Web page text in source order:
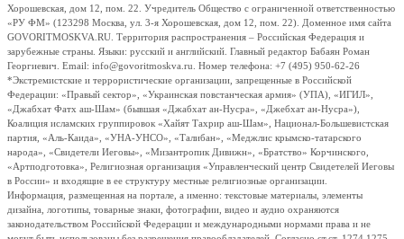
Хорошевская, дом 12, пом. 22. Учредитель Общество с ограниченной ответственностью
«РУ ФМ» (123298 Москва, ул. 3-я Хорошевская, дом 12, пом. 22). Доменное имя сайта
GOVORITMOSKVA.RU. Территория распространения – Российская Федерация и
зарубежные страны. Языки: русский и английский. Главный редактор Бабаян Роман
Георгиевич. Email: info@govoritmoskva.ru. Номер телефона: +7 (495) 950-62-26
*Экстремистские и террористические организации, запрещенные в Российской
Федерации: «Правый сектор», «Украинская повстанческая армия» (УПА), «ИГИЛ»,
«Джабхат Фатх аш-Шам» (бывшая «Джабхат ан-Нусра», «Джебхат ан-Нусра»),
Коалиция исламских группировок «Хайят Тахрир аш-Шам», Национал-Большевистская
партия, «Аль-Каида», «УНА-УНСО», «Талибан», «Меджлис крымско-татарского
народа», «Свидетели Иеговы», «Мизантропик Дивижн», «Братство» Корчинского,
«Артподготовка», Религиозная организация «Управленческий центр Свидетелей Иеговы
в России» и входящие в ее структуру местные религиозные организации.
Информация, размещенная на портале, а именно: текстовые материалы, элементы
дизайна, логотипы, товарные знаки, фотографии, видео и аудио охраняются
законодательством Российской Федерации и международными нормами права и не